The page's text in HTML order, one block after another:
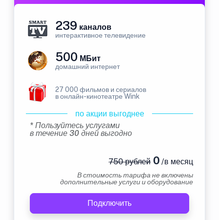
239 каналов
интерактивное телевидение
500 МБит
домашний интернет
27 000 фильмов и сериалов
в онлайн-кинотеатре Wink
по акции выгоднее
* Пользуйтесь услугами
в течение 30 дней выгодно
750 рублей0 /в месяц
В стоимость тарифа не включены
дополнительные услуги и оборудование
Подключить